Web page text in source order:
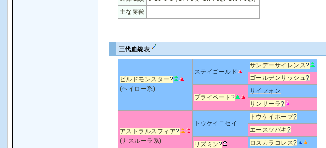
主な勝鞍
三代血統表
ビルドモンスター?
(ヘイロー系)
ステイゴールド
サンデーサイレンス?
ゴールデンサッシュ?
プライベート ?
サイフォン
サンサーラ?
アストラルスフィア?
(ナスルーラ系)
トウケイニセイ
トウケイホープ?
エースツバキ?
リズミン?
ロスカラコレス?